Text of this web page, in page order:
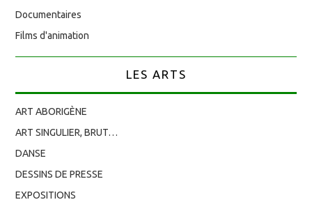
Documentaires
Films d'animation
LES ARTS
ART ABORIGÈNE
ART SINGULIER, BRUT…
DANSE
DESSINS DE PRESSE
EXPOSITIONS